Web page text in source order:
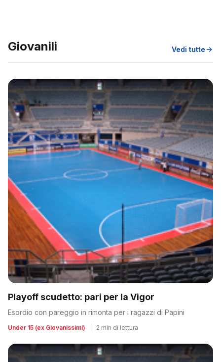
Giovanili Vedi tutte
Playoff scudetto: pari per la Vigor
Esordio con pareggio in rimonta per i ragazzi di Papini
Under 15 (ex Giovanissimi) 2 min di lettura